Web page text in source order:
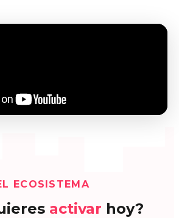
ECOSISTEMA
activar hoy?